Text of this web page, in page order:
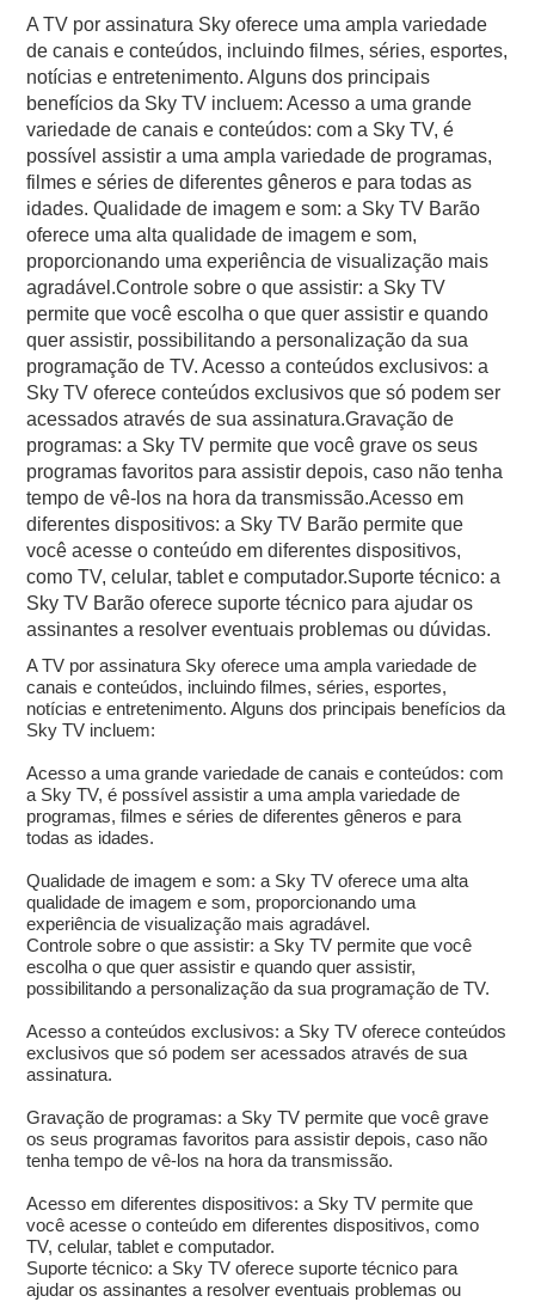
A TV por assinatura Sky oferece uma ampla variedade
de canais e conteúdos, incluindo filmes, séries, esportes,
notícias e entretenimento. Alguns dos principais
benefícios da Sky TV incluem: Acesso a uma grande
variedade de canais e conteúdos: com a Sky TV, é
possível assistir a uma ampla variedade de programas,
filmes e séries de diferentes gêneros e para todas as
idades. Qualidade de imagem e som: a Sky TV Barão
oferece uma alta qualidade de imagem e som,
proporcionando uma experiência de visualização mais
agradável.Controle sobre o que assistir: a Sky TV
permite que você escolha o que quer assistir e quando
quer assistir, possibilitando a personalização da sua
programação de TV. Acesso a conteúdos exclusivos: a
Sky TV oferece conteúdos exclusivos que só podem ser
acessados através de sua assinatura.Gravação de
programas: a Sky TV permite que você grave os seus
programas favoritos para assistir depois, caso não tenha
tempo de vê-los na hora da transmissão.Acesso em
diferentes dispositivos: a Sky TV Barão permite que
você acesse o conteúdo em diferentes dispositivos,
como TV, celular, tablet e computador.Suporte técnico: a
Sky TV Barão oferece suporte técnico para ajudar os
assinantes a resolver eventuais problemas ou dúvidas.
A TV por assinatura Sky oferece uma ampla variedade de
canais e conteúdos, incluindo filmes, séries, esportes,
notícias e entretenimento. Alguns dos principais benefícios da
Sky TV incluem:
Acesso a uma grande variedade de canais e conteúdos: com
a Sky TV, é possível assistir a uma ampla variedade de
programas, filmes e séries de diferentes gêneros e para
todas as idades.
Qualidade de imagem e som: a Sky TV oferece uma alta
qualidade de imagem e som, proporcionando uma
experiência de visualização mais agradável.
Controle sobre o que assistir: a Sky TV permite que você
escolha o que quer assistir e quando quer assistir,
possibilitando a personalização da sua programação de TV.
Acesso a conteúdos exclusivos: a Sky TV oferece conteúdos
exclusivos que só podem ser acessados através de sua
assinatura.
Gravação de programas: a Sky TV permite que você grave
os seus programas favoritos para assistir depois, caso não
tenha tempo de vê-los na hora da transmissão.
Acesso em diferentes dispositivos: a Sky TV permite que
você acesse o conteúdo em diferentes dispositivos, como
TV, celular, tablet e computador.
Suporte técnico: a Sky TV oferece suporte técnico para
ajudar os assinantes a resolver eventuais problemas ou